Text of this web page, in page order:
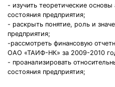
- изучить теоретические основы
состояния предприятия;
- раскрыть понятие, роль и
предприятия;
-рассмотреть финансовую
ОАО «ТАИФ-НК» за 2009-2010
- проанализировать
состояния предприятия;